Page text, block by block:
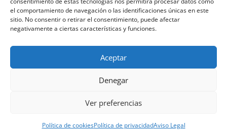
el comportamiento de navegación o las identificaciones únicas en este
sitio. No consentir o retirar el consentimiento, puede afectar
negativamente a ciertas características y funciones.
Aceptar
Denegar
Ver preferencias
Política de cookiesPolítica de privacidadAviso Legal
QUIENES SOMOS
TIENDA
CONTACTO